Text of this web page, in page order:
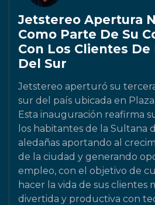
Jetstereo Apertura
Como Parte De Su
Con Los Clientes De
Del Sur
Jetstereo aperturó su
sur del país ubicada en
Esta inauguración reafirma
los habitantes de la Sultana
aledañas aportando al
de la ciudad y generando
empleo, con el objetivo de
hacer la vida de sus clientes
divertida y productiva con